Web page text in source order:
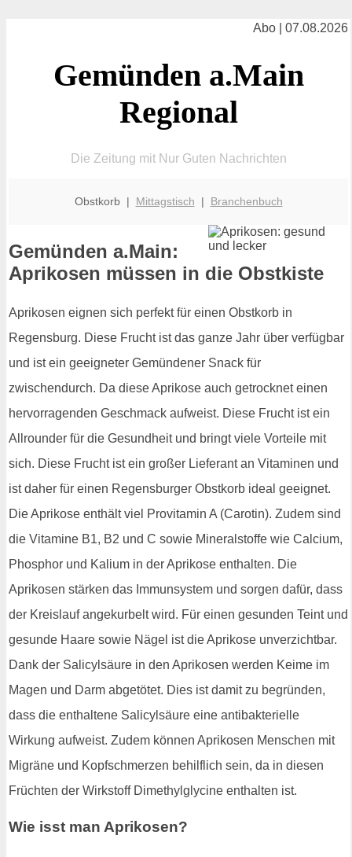
Abo | 07.08.2026
Gemünden a.Main
Regional
Die Zeitung mit Nur Guten Nachrichten
Obstkorb | Mittagstisch | Branchenbuch
Gemünden a.Main:
Aprikosen müssen in die Obstkiste
Aprikosen eignen sich perfekt für einen Obstkorb in
Regensburg. Diese Frucht ist das ganze Jahr über verfügbar
und ist ein geeigneter Gemündener Snack für
zwischendurch. Da diese Aprikose auch getrocknet einen
hervorragenden Geschmack aufweist. Diese Frucht ist ein
Allrounder für die Gesundheit und bringt viele Vorteile mit
sich. Diese Frucht ist ein großer Lieferant an Vitaminen und
ist daher für einen Regensburger Obstkorb ideal geeignet.
Die Aprikose enthält viel Provitamin A (Carotin). Zudem sind
die Vitamine B1, B2 und C sowie Mineralstoffe wie Calcium,
Phosphor und Kalium in der Aprikose enthalten. Die
Aprikosen stärken das Immunsystem und sorgen dafür, dass
der Kreislauf angekurbelt wird. Für einen gesunden Teint und
gesunde Haare sowie Nägel ist die Aprikose unverzichtbar.
Dank der Salicylsäure in den Aprikosen werden Keime im
Magen und Darm abgetötet. Dies ist damit zu begründen,
dass die enthaltene Salicylsäure eine antibakterielle
Wirkung aufweist. Zudem können Aprikosen Menschen mit
Migräne und Kopfschmerzen behilflich sein, da in diesen
Früchten der Wirkstoff Dimethylglycine enthalten ist.
Wie isst man Aprikosen?